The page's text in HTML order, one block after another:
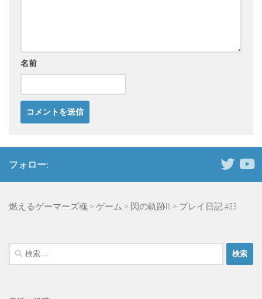
名前
フォロー:
燃えるゲーマーズ魂 > ゲーム > 閃の軌跡III > プレイ日記 #33
検
索: